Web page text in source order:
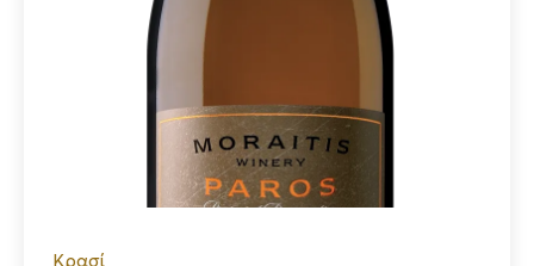
Κρασί